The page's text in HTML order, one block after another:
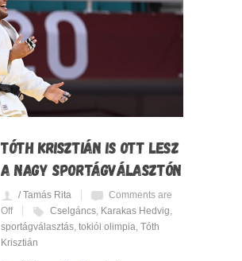
TÓTH KRISZTIÁN IS OTT LESZ
A NAGY SPORTÁGVÁLASZTÓN
/ Tamás Rita
Comments are
Off
Cselgáncs, Karakas Hedvig,
sportágválasztás, tokiói olimpia, Tóth
Krisztián